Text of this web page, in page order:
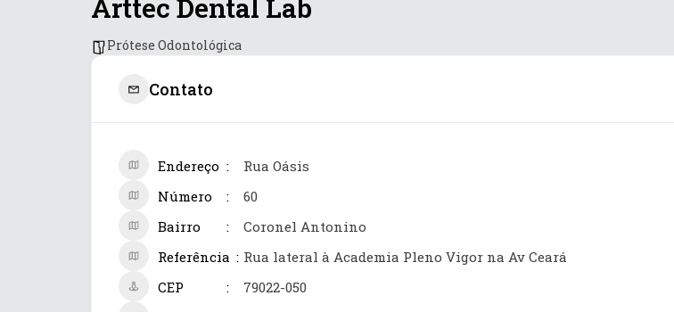
Arttec Dental Lab
Prótese Odontológica
Contato
Endereço
Rua Oásis
Número
60
Bairro
Coronel Antonino
Referência
Rua lateral à Academia Pleno Vigor na Av Ceará
CEP
79022-050